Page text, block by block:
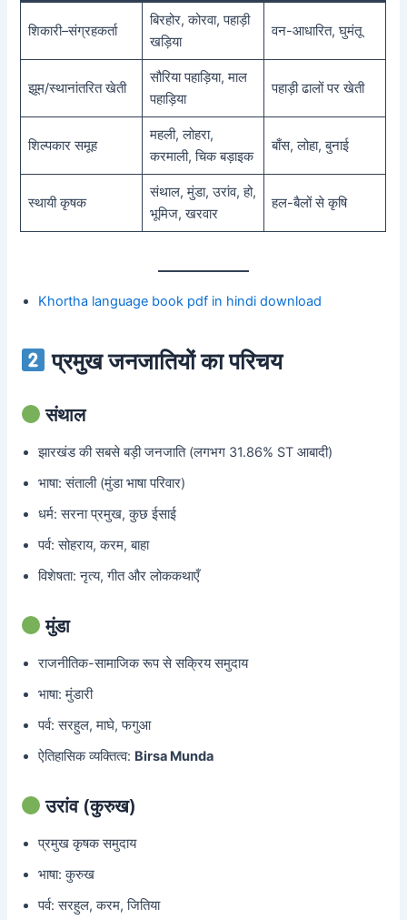
शिकारी–संग्रहकर्ता
बिरहोर, कोरवा, पहाड़ी
खड़िया
वन-आधारित, घुमंतू
झूम/स्थानांतरित खेती
सौरिया पहाड़िया, माल
पहाड़िया
पहाड़ी ढालों पर खेती
शिल्पकार समूह
महली, लोहरा,
करमाली, चिक बड़ाइक
बाँस, लोहा, बुनाई
स्थायी कृषक
संथाल, मुंडा, उरांव, हो,
भूमिज, खरवार
हल-बैलों से कृषि
Khortha language book pdf in hindi download
प्रमुख जनजातियों का परिचय
संथाल
झारखंड की सबसे बड़ी जनजाति (लगभग 31.86% ST आबादी)
भाषा: संताली (मुंडा भाषा परिवार)
धर्म: सरना प्रमुख, कुछ ईसाई
पर्व: सोहराय, करम, बाहा
विशेषता: नृत्य, गीत और लोककथाएँ
मुंडा
राजनीतिक-सामाजिक रूप से सक्रिय समुदाय
भाषा: मुंडारी
पर्व: सरहुल, माघे, फगुआ
ऐतिहासिक व्यक्तित्व: Birsa Munda
उरांव (कुरुख)
प्रमुख कृषक समुदाय
भाषा: कुरुख
पर्व: सरहुल, करम, जिति‍या